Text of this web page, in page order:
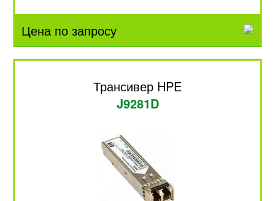
Цена по запросу
Трансивер HPE
J9281D